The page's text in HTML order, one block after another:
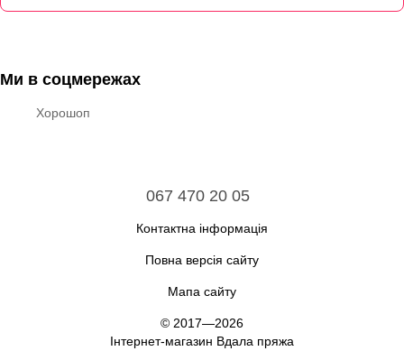
Ми в соцмережах
Хорошоп
067 470 20 05
Контактна інформація
Повна версія сайту
Мапа сайту
© 2017—2026
Інтернет-магазин Вдала пряжа